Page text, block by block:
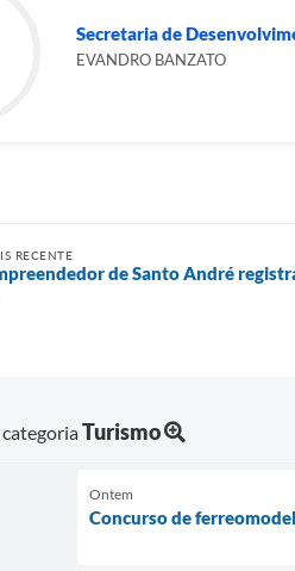
Secretaria de
EVANDRO BANZATO
RECENTE
de Santo André
Turismo
Ontem
Concurso de